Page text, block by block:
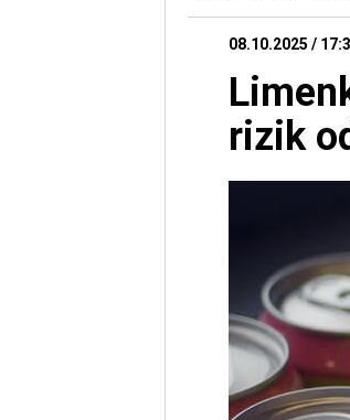
08.10.2025 /
rizik